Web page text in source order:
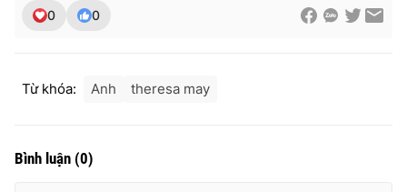
Theo dõi báo trên
Cơ quan báo chí:
Thời báo VTV
Tổng Biên tập:
0 0
Từ khóa: Anh theresa may
Bình luận (0)